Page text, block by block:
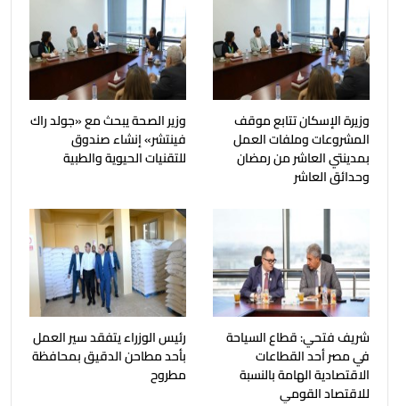
وزيرة الإسكان تتابع موقف
المشروعات وملفات العمل
بمدينتي العاشر من رمضان
وحدائق العاشر
وزير الصحة يبحث مع «جولد راك
فينتشر» إنشاء صندوق
للتقنيات الحيوية والطبية
شريف فتحي: قطاع السياحة
في مصر أحد القطاعات
الاقتصادية الهامة بالنسبة
للاقتصاد القومي
رئيس الوزراء يتفقد سير العمل
بأحد مطاحن الدقيق بمحافظة
مطروح